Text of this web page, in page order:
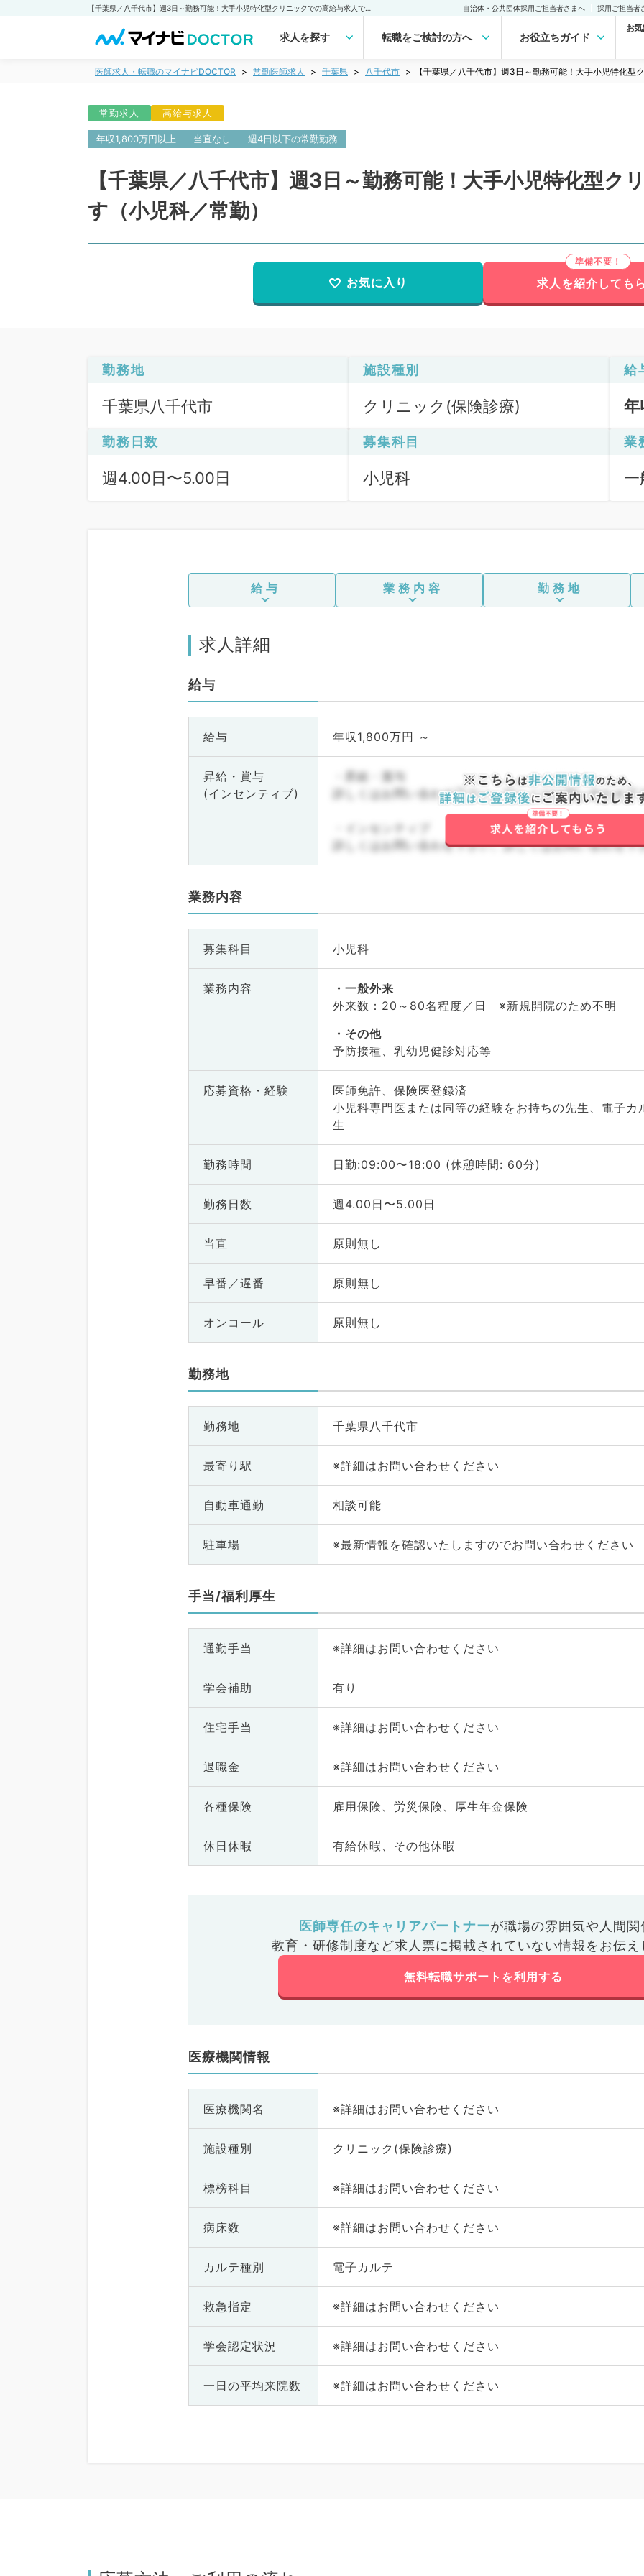
自治体・公共団体採用ご担当者さまへ 採用ご担当者
求人を探す 転職をご検討の方へ お役立ちガイド
お
医師求人・転職のマイナビDOCTOR 常勤医師求人 千葉県 八千代市 【千葉県／八千代市】週3日～勤務可能！大手小児特化
常勤求人 高給与求人
年収1,800万円以上 当直なし 週4日以下の常勤勤務
【千葉県／八千代市】週3日～勤務可能！大手小児特化型ク
す（小児科／常勤）
お気に入り 求人を紹介しても
勤務地
千葉県八千代市
施設種別
クリニック(保険診療)
給
年
勤務日数
週4.00日〜5.00日
募集科目
小児科
業
一
給与 業務内容 勤務地
求人詳細
給与
給与 年収1,800万円 ～
昇給・賞与
(インセンティブ)
・昇給・賞与
詳しくはお問い合わせ下さい。詳しくはお問い合わせ下
・インセンティブ
詳しくはお問い合わせ下さい。詳しくはお問い合わせ下
業務内容
募集科目 小児科
業務内容
一般外来
外来数：20～80名程度／日 ※新規開院のため不明
その他
予防接種、乳幼児健診対応等
応募資格・ 経験
医師免許、保険医登録済
小児科専門医または同等の経験をお持ちの先生、電子カ
生
勤務時間 日勤:09:00〜18:00 (休憩時間: 60分)
勤務日数 週4.00日〜5.00日
当直 原則無し
早番／遅番 原則無し
オンコール 原則無し
勤務地
勤務地 千葉県八千代市
最寄り駅 ※詳細はお問い合わせください
自動車通勤 相談可能
駐車場 ※最新情報を確認いたしますのでお問い合わせください
手当/福利厚生
通勤手当 ※詳細はお問い合わせください
学会補助 有り
住宅手当 ※詳細はお問い合わせください
退職金 ※詳細はお問い合わせください
各種保険 雇用保険、労災保険、厚生年金保険
休日休暇 有給休暇、その他休暇
医師専任のキャリアパートナーが職場の雰囲気や人間関
教育・研修制度など求人票に掲載されていない情報をお伝え
無料転職サポートを利用する
医療機関情報
医療機関名 ※詳細はお問い合わせください
施設種別 クリニック(保険診療)
標榜科目 ※詳細はお問い合わせください
病床数 ※詳細はお問い合わせください
カルテ種別 電子カルテ
救急指定 ※詳細はお問い合わせください
学会認定状況 ※詳細はお問い合わせください
一日の平均来院数 ※詳細はお問い合わせください